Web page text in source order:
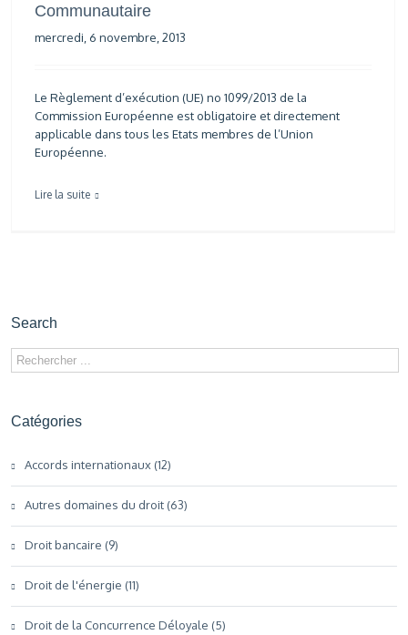
Communautaire
mercredi, 6 novembre, 2013
Le Règlement d’exécution (UE) no 1099/2013 de la
Commission Européenne est obligatoire et directement
applicable dans tous les Etats membres de l’Union
Européenne.
Lire la suite
Search
Catégories
Accords internationaux (12)
Autres domaines du droit (63)
Droit bancaire (9)
Droit de l'énergie (11)
Droit de la Concurrence Déloyale (5)